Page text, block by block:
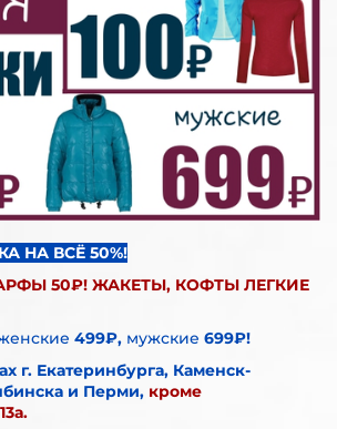
НА ВСЁ 50%!
50₽! ЖАКЕТЫ, КОФТЫ ЛЕГКИЕ
499₽, мужские 699₽!
г. Екатеринбурга, Каменск-
и Перми, кроме